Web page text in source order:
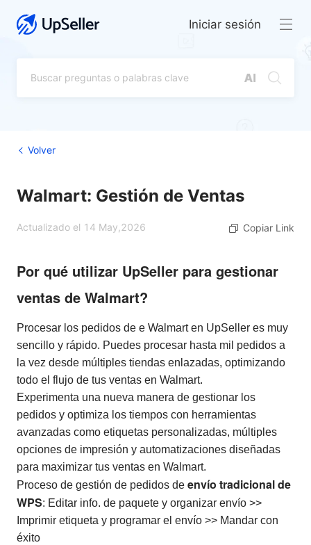
Iniciar sesión
Volver
Walmart: Gestión de Ventas
Actualizado el 14 May,2026 Copiar Link
Por qué utilizar UpSeller para gestionar
ventas de Walmart?
Procesar los pedidos de e Walmart en UpSeller es muy
sencillo y rápido. Puedes procesar hasta mil pedidos a
la vez desde múltiples tiendas enlazadas, optimizando
todo el flujo de tus ventas en Walmart.
Experimenta una nueva manera de gestionar los
pedidos y optimiza los tiempos con herramientas
avanzadas como etiquetas personalizadas, múltiples
opciones de impresión y automatizaciones diseñadas
para maximizar tus ventas en Walmart.
Proceso de gestión de pedidos de envío tradicional de
WPS: Editar info. de paquete y organizar envío >>
Imprimir etiqueta y programar el envío >> Mandar con
éxito